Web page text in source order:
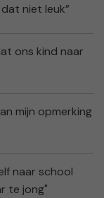
niet leuk”
ons kind naar
mijn opmerking
naar school
te jong"